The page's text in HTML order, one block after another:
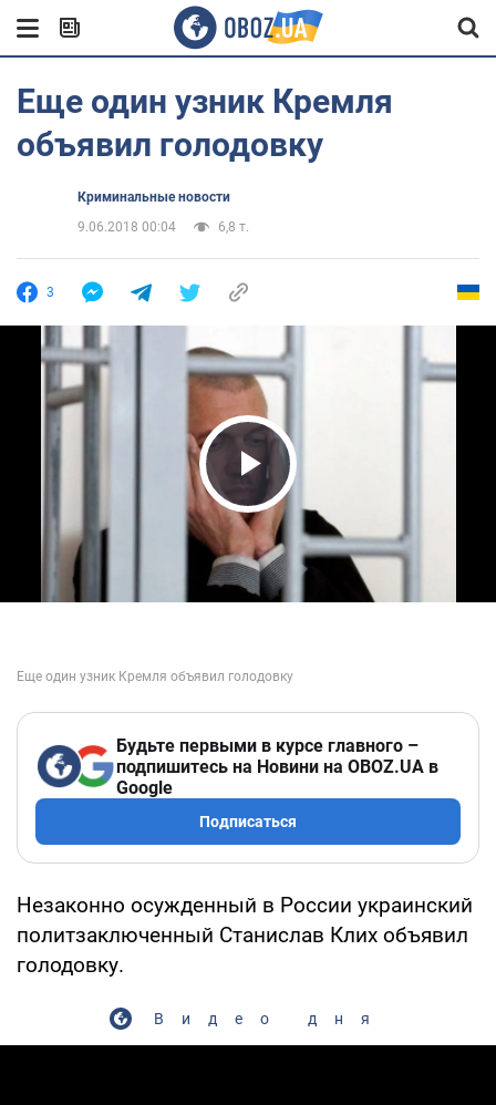
Еще один узник Кремля
объявил голодовку
Криминальные новости
9.06.2018 00:04
6,8 т.
3
Play Video
Будьте первыми в курсе главного –
подпишитесь на Новини на OBOZ.UA в
Google
Подписаться
Незаконно осужденный в России украинский
политзаключенный Станислав Клих объявил
голодовку.
Видео дня